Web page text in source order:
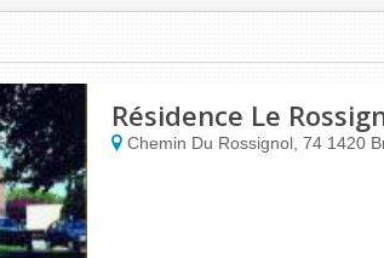
Résidence Le
Chemin Du Rossignol, 74 1420